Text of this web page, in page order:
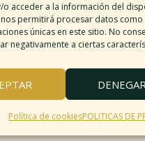
o acceder a la información del
permitirá procesar datos
únicas en este sitio. No
negativamente a ciertas
DENEGAR
Política de cookiesPOLITICAS DE
Aviso legal
de responsabilidad
Política de cookies
y condiciones
Mapa del sitio